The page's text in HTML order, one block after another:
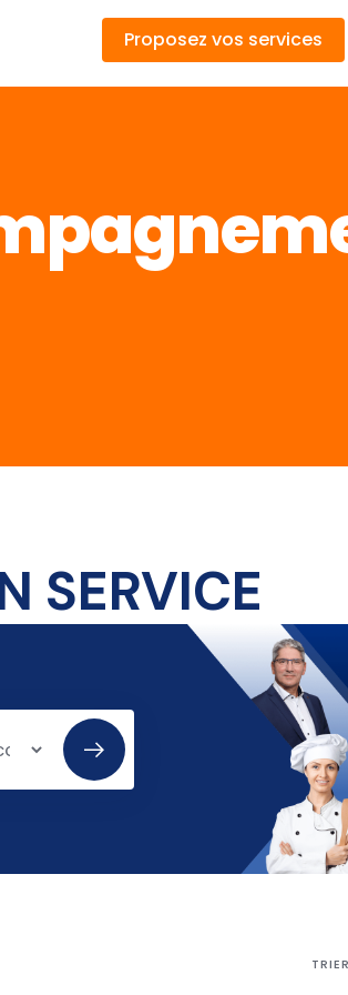
Proposez vos services